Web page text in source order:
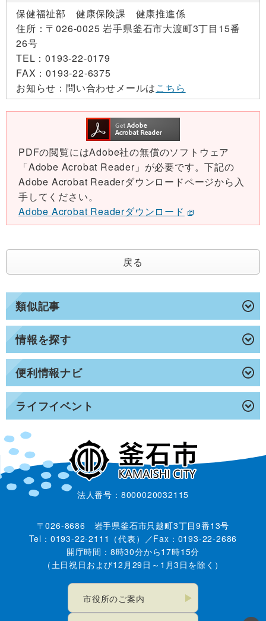
類似記事
情報を探す
便利情報ナビ
ライフイベント
保健福祉部 健康保険課 健康推進係
住所： 〒026-0025 岩手県釜石市大渡町3丁目15番
26号
TEL：0193-22-0179
FAX：0193-22-6375
お知らせ： 問い合わせメールはこちら
PDFの閲覧にはAdobe社の無償のソフトウェア
「Adobe Acrobat Reader」が必要です。下記の
Adobe Acrobat Readerダウンロードページから入
手してください。
Adobe Acrobat Readerダウンロード
戻る
法人番号：8000020032115
〒026-8686 岩手県釜石市只越町3丁目9番13号
Tel：0193-22-2111（代表）／Fax：0193-22-2686
開庁時間：8時30分から17時15分
（土日祝日および12月29日～1月3日を除く）
市役所のご案内